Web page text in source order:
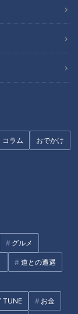
コラム おでかけ
グルメ
道との遭遇
TUNE お金
りますか？」
れると思うんじ
る時代はすでに
たんじゃ」
立ち並び観光客
は既に当時から
った」
止を言い出した